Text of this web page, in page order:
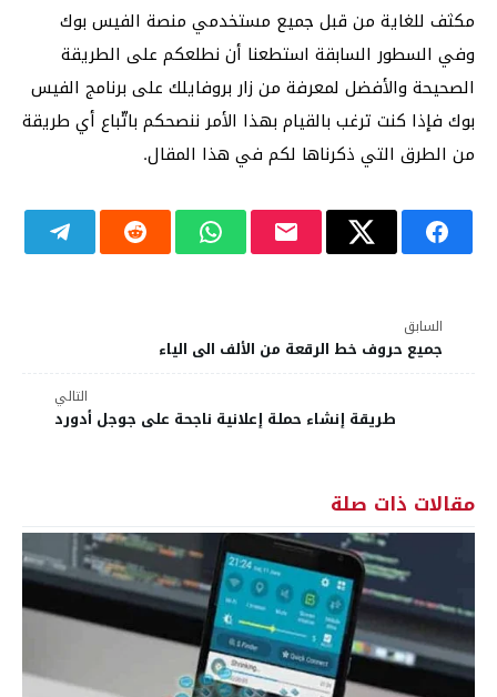
مكثف للغاية من قبل جميع مستخدمي منصة الفيس بوك
وفي السطور السابقة استطعنا أن نطلعكم على الطريقة
الصحيحة والأفضل لمعرفة من زار بروفايلك على برنامج الفيس
بوك فإذا كنت ترغب بالقيام بهذا الأمر ننصحكم باتّباع أي طريقة
من الطرق التي ذكرناها لكم في هذا المقال.
السابق
جميع حروف خط الرقعة من الألف الى الياء
التالي
طريقة إنشاء حملة إعلانية ناجحة على جوجل أدورد
مقالات ذات صلة